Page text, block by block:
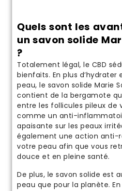
Quels sont les
un savon solide
?
Totalement légal, le CBD
bienfaits. En plus d’hydrater
peau, le savon solide Marie
contient de la bergamote
entre les follicules pileux de
comme un anti-
apaisante sur les peaux
également une action anti-
votre peau afin que vous
douce et en pleine santé.
De plus, le savon solide est
peau que pour la planète.